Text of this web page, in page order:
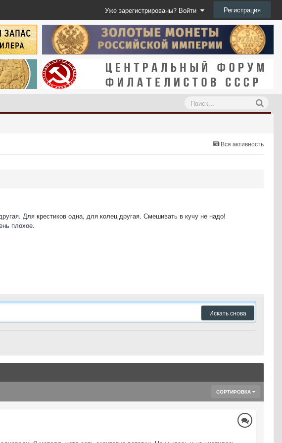
Уже зарегистрированы? Войти Регистрация
Вся активность
Для крестиков одна, для колец другая. Смешивать в кучу не надо!
плохое.
Искать снова
СОРТИРОВКА